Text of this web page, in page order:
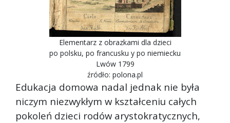
Elementarz z obrazkami dla dzieci
po polsku, po francusku y po niemiecku
Lwów 1799
źródło: polona.pl
Edukacja domowa nadal jednak nie była
niczym niezwykłym w kształceniu całych
pokoleń dzieci rodów arystokratycznych,